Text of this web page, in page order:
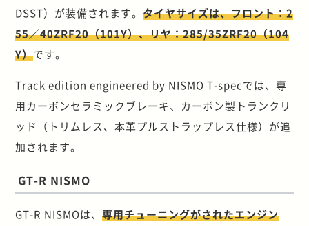
DSST）が装備されます。タイヤサイズは、フロント：2
55／40ZRF20（101Y）、リヤ：285/35ZRF20（104
Y）です。
Track edition engineered by NISMO T-specでは、専
用カーボンセラミックブレーキ、カーボン製トランクリ
ッド（トリムレス、本革プルストラップレス仕様）が追
加されます。
GT-R NISMO
GT-R NISMOは、専用チューニングがされたエンジン